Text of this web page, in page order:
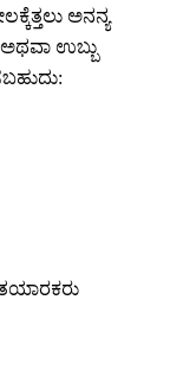
ಅನನ್ಯ
ಉಬ್ಬು